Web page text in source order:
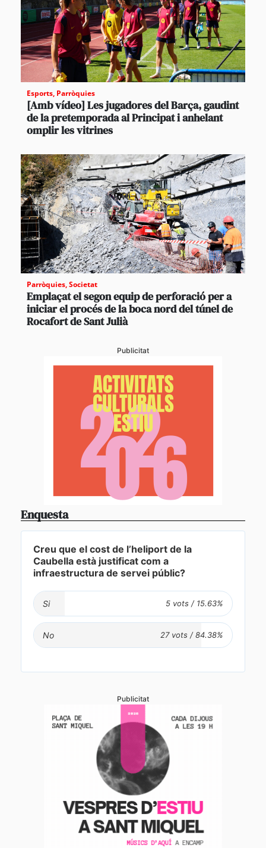
Esports, Parròquies
[Amb vídeo] Les jugadores del Barça, gaudint
de la pretemporada al Principat i anhelant
omplir les vitrines
Parròquies,Societat
Emplaçat el segon equip de perforació per a
iniciar el procés de la boca nord del túnel de
Rocafort de Sant Julià
Publicitat
Enquesta
Creu que el cost de l’heliport de la
Caubella està justificat com a
infraestructura de servei públic?
Si
No
Publicitat